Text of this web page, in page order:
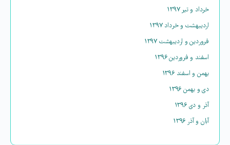
خرداد و تیر ۱۳۹۷
اردیبهشت و خرداد ۱۳۹۷
فروردین و اردیبهشت ۱۳۹۷
اسفند و فروردین ۱۳۹۶
بهمن و اسفند ۱۳۹۶
دی و بهمن ۱۳۹۶
آذر و دی ۱۳۹۶
آبان و آذر ۱۳۹۶